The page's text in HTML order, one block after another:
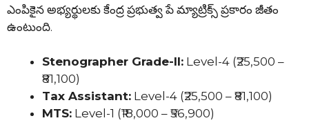
ఎంపికైన అభ్యర్థులకు కేంద్ర ప్రభుత్వ పే మ్యాట్రిక్స్ ప్రకారం జీతం
ఉంటుంది.
Stenographer Grade-II: Level-4 (₹25,500 –
₹81,100)
Tax Assistant: Level-4 (₹25,500 – ₹81,100)
MTS: Level-1 (₹18,000 – ₹56,900)